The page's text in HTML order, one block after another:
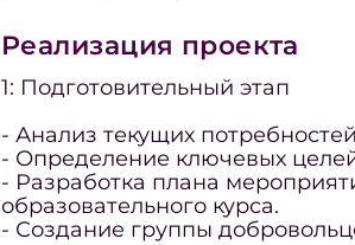
Реализация проекта
1: Подготовительный этап
- Анализ текущих
- Определение ключевых
- Разработка плана
образовательного курса.
- Создание группы